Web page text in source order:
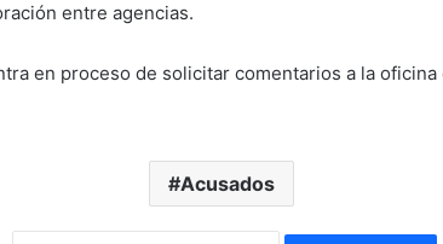
entre agencias.
en proceso de solicitar comentarios a la
Acusados